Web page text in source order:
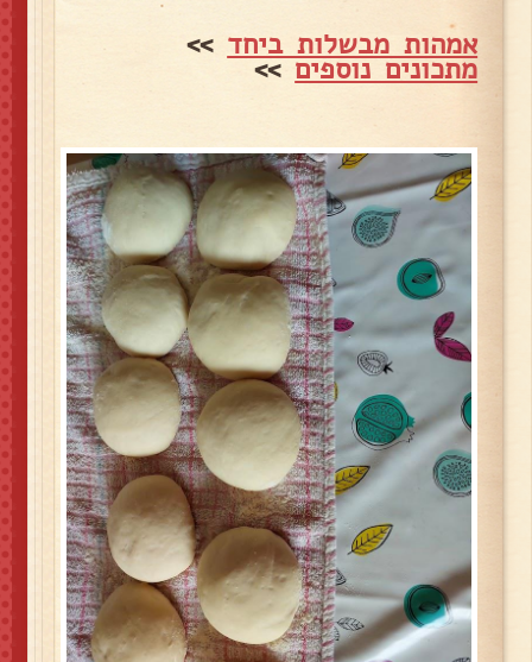
אמהות מבשלות ביחד >>
מתכונים נוספים>>